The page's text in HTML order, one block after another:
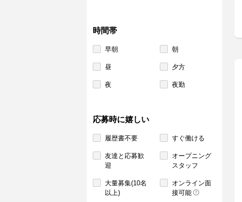
時間帯
早朝 朝
昼 夕方
夜 夜勤
応募時に嬉しい
履歴書不要 すぐ働ける
友達と応募歓
迎
オープニング
スタッフ
大量募集(10名
以上)
オンライン面
接可能